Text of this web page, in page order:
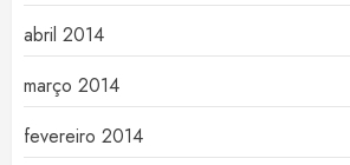
abril 2014
março 2014
fevereiro 2014